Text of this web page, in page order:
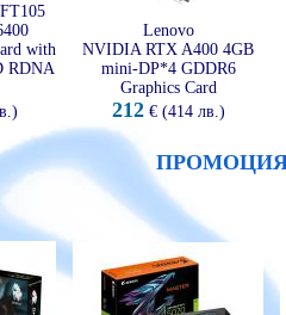
with
RDNA
Lenovo
NVIDIA RTX A400 4GB
mini-DP*4 GDDR6
Graphics Card
212€ (414 лв.)
ПРОМОЦИЯ